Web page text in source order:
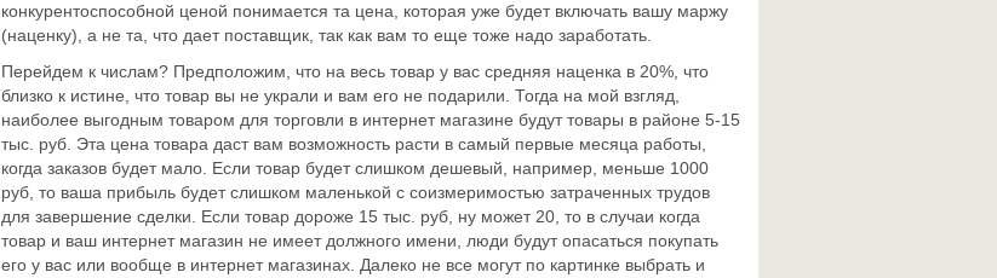
конкурентоспособной ценой понимается та цена, которая уже будет включать вашу маржу
(наценку), а не та, что дает поставщик, так как вам то еще тоже надо заработать.
Перейдем к числам? Предположим, что на весь товар у вас средняя наценка в 20%, что
близко к истине, что товар вы не украли и вам его не подарили. Тогда на мой взгляд,
наиболее выгодным товаром для торговли в интернет магазине будут товары в районе 5-15
тыс. руб. Эта цена товара даст вам возможность расти в самый первые месяца работы,
когда заказов будет мало. Если товар будет слишком дешевый, например, меньше 1000
руб, то ваша прибыль будет слишком маленькой с соизмеримостью затраченных трудов
для завершение сделки. Если товар дороже 15 тыс. руб, ну может 20, то в случаи когда
товар и ваш интернет магазин не имеет должного имени, люди будут опасаться покупать
его у вас или вообще в интернет магазинах. Далеко не все могут по картинке выбрать и